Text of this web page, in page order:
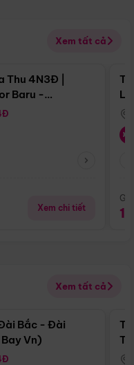
Xem tất cả
Điểm nổi bật
4N3Đ |
Baru -
Xem chi tiết
Xem tất cả
Điểm nổi bật
Bắc - Đài
Vn)